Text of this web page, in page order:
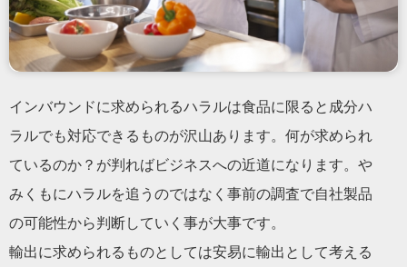
インバウンドに求められるハラルは食品に限ると成分ハ
ラルでも対応できるものが沢山あります。何が求められ
ているのか？が判ればビジネスへの近道になります。や
みくもにハラルを追うのではなく事前の調査で自社製品
の可能性から判断していく事が大事です。
輸出に求められるものとしては安易に輸出として考える